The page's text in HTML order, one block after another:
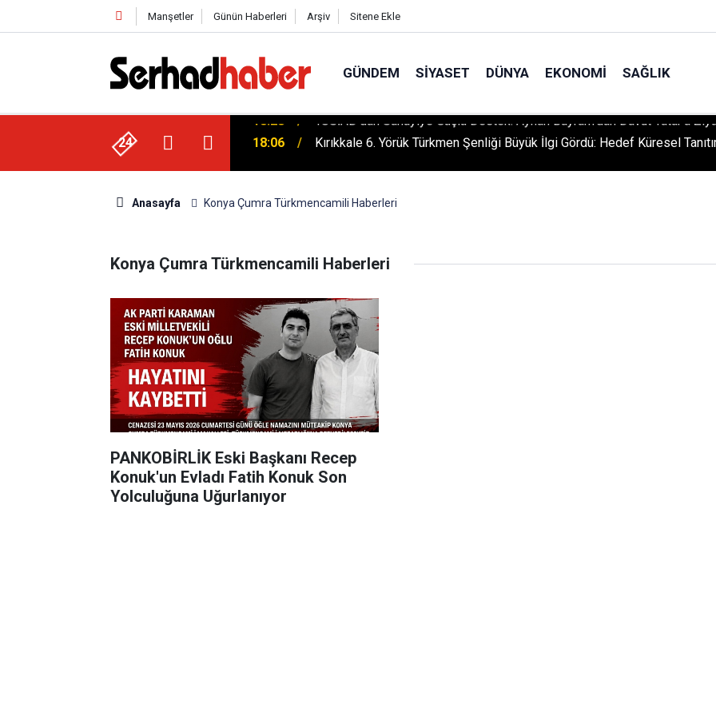
Manşetler Günün Haberleri Arşiv Sitene Ekle
GÜNDEM SIYASET DÜNYA EKONOMI SAĞLIK
24
Ayhan Bayram’dan Davut Tatar’a Ziyaret 18:06 Kırıkkale 6. Yörük Türkmen Şenliği Büyük İlgi Gördü: Hedef Küresel
Anasayfa Konya Çumra Türkmencamili Haberleri
Konya Çumra Türkmencamili Haberleri
PANKOBİRLİK Eski Başkanı Recep
Konuk'un Evladı Fatih Konuk Son
Yolculuğuna Uğurlanıyor